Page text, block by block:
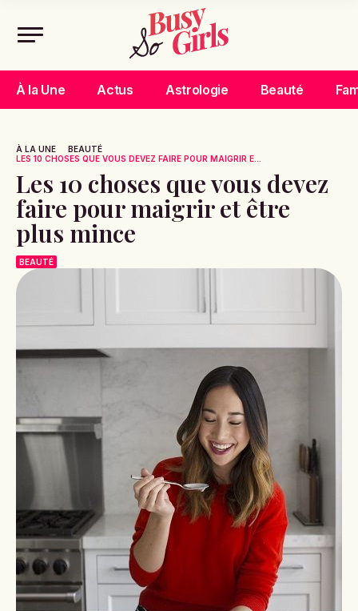
À la Une Actus Astrologie Beauté
À LA UNE
BEAUTÉ
LES 10 CHOSES QUE VOUS DEVEZ FAIRE POUR MAIGRIR E...
Les 10 choses que vous devez
faire pour maigrir et être
plus mince
BEAUTÉ